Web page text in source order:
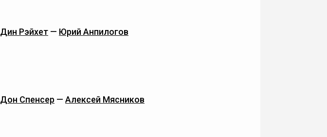
Дин Рэйхет — Юрий Анпилогов
Дон Спенсер — Алексей Мясников